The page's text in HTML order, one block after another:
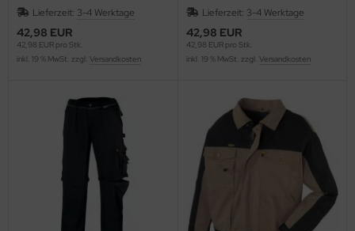
Lieferzeit: 3-4 Werktage
42,98 EUR
42,98 EUR pro Stk.
inkl. 19 % MwSt. zzgl. Versandkosten
Lieferzeit: 3-4 Werktage
42,98 EUR
42,98 EUR pro Stk.
inkl. 19 % MwSt. zzgl. Versandkosten